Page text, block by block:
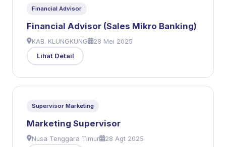
Financial Advisor
Financial Advisor (Sales Mikro Banking)
KAB. KLUNGKUNG 28 Mei 2025
Lihat Detail
Supervisor Marketing
Marketing Supervisor
Nusa Tenggara Timur 28 Agt 2025